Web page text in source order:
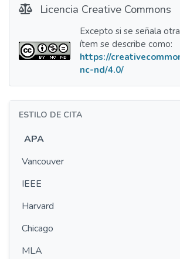
Licencia Creative Commons
Excepto si se señala
ítem se describe como:
https://
nc-nd/4.0/
ESTILO DE CITA
APA
Vancouver
IEEE
Harvard
Chicago
MLA